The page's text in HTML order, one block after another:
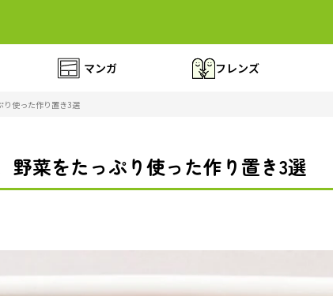
マンガ フレンズ
り使った作り置き3選
野菜をたっぷり使った作り置き3選